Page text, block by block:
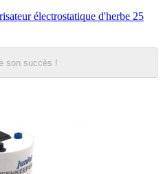
électrostatique d'herbe 25
son succès !